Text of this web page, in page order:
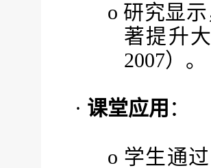
o 研究显
著提升
2007）。
· 课堂应用 ：
o 学生通